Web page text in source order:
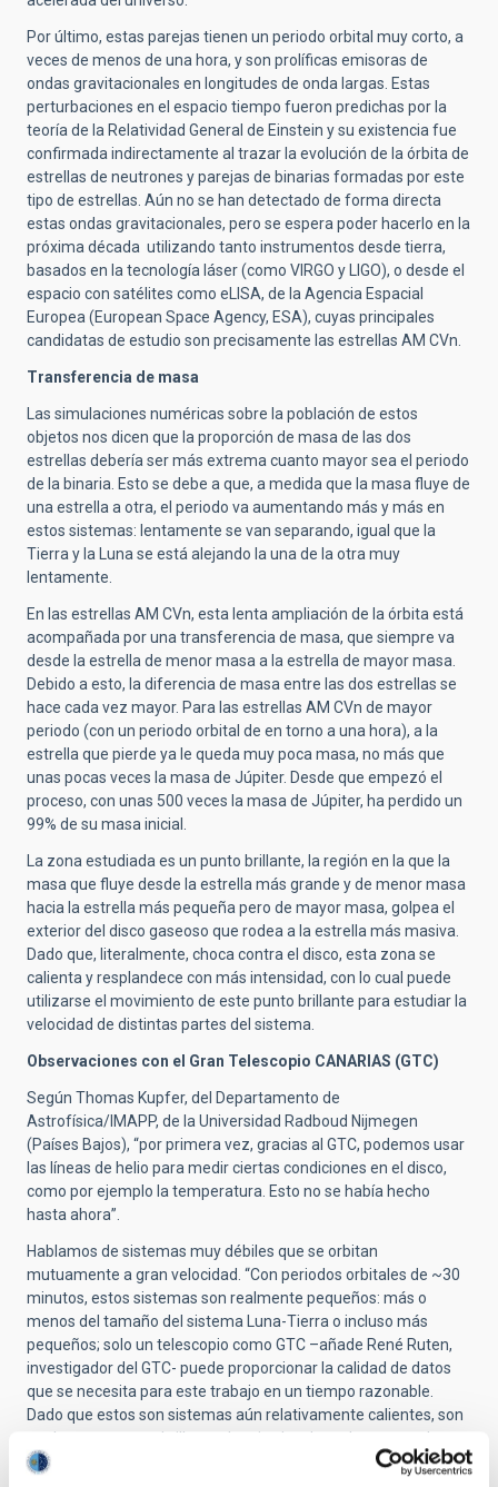
Por último, estas parejas tienen un periodo orbital muy corto, a
veces de menos de una hora, y son prolíficas emisoras de
ondas gravitacionales en longitudes de onda largas. Estas
perturbaciones en el espacio tiempo fueron predichas por la
teoría de la Relatividad General de Einstein y su existencia fue
confirmada indirectamente al trazar la evolución de la órbita de
estrellas de neutrones y parejas de binarias formadas por este
tipo de estrellas. Aún no se han detectado de forma directa
estas ondas gravitacionales, pero se espera poder hacerlo en la
próxima década utilizando tanto instrumentos desde tierra,
basados en la tecnología láser (como VIRGO y LIGO), o desde el
espacio con satélites como eLISA, de la Agencia Espacial
Europea (European Space Agency, ESA), cuyas principales
candidatas de estudio son precisamente las estrellas AM CVn.
Transferencia de masa
Las simulaciones numéricas sobre la población de estos
objetos nos dicen que la proporción de masa de las dos
estrellas debería ser más extrema cuanto mayor sea el periodo
de la binaria. Esto se debe a que, a medida que la masa fluye de
una estrella a otra, el periodo va aumentando más y más en
estos sistemas: lentamente se van separando, igual que la
Tierra y la Luna se está alejando la una de la otra muy
lentamente.
En las estrellas AM CVn, esta lenta ampliación de la órbita está
acompañada por una transferencia de masa, que siempre va
desde la estrella de menor masa a la estrella de mayor masa.
Debido a esto, la diferencia de masa entre las dos estrellas se
hace cada vez mayor. Para las estrellas AM CVn de mayor
periodo (con un periodo orbital de en torno a una hora), a la
estrella que pierde ya le queda muy poca masa, no más que
unas pocas veces la masa de Júpiter. Desde que empezó el
proceso, con unas 500 veces la masa de Júpiter, ha perdido un
99% de su masa inicial.
La zona estudiada es un punto brillante, la región en la que la
masa que fluye desde la estrella más grande y de menor masa
hacia la estrella más pequeña pero de mayor masa, golpea el
exterior del disco gaseoso que rodea a la estrella más masiva.
Dado que, literalmente, choca contra el disco, esta zona se
calienta y resplandece con más intensidad, con lo cual puede
utilizarse el movimiento de este punto brillante para estudiar la
velocidad de distintas partes del sistema.
Observaciones con el Gran Telescopio CANARIAS (GTC)
Según Thomas Kupfer, del Departamento de
Astrofísica/IMAPP, de la Universidad Radboud Nijmegen
(Países Bajos), “por primera vez, gracias al GTC, podemos usar
las líneas de helio para medir ciertas condiciones en el disco,
como por ejemplo la temperatura. Esto no se había hecho
hasta ahora”.
Hablamos de sistemas muy débiles que se orbitan
mutuamente a gran velocidad. “Con periodos orbitales de ~30
minutos, estos sistemas son realmente pequeños: más o
menos del tamaño del sistema Luna-Tierra o incluso más
pequeños; solo un telescopio como GTC –añade René Ruten,
investigador del GTC- puede proporcionar la calidad de datos
que se necesita para este trabajo en un tiempo razonable.
Dado que estos son sistemas aún relativamente calientes, son
azules y, por tanto, brillan en longitudes de onda que pueden
ser muy bien estudiadas por el instrumento OSIRIS”.